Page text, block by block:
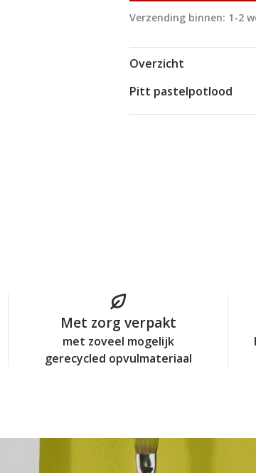
Verzending binnen: 1-2
Overzicht
Pitt pastelpotlood
Met zorg verpakt
met zoveel mogelijk
gerecycled opvulmateriaal